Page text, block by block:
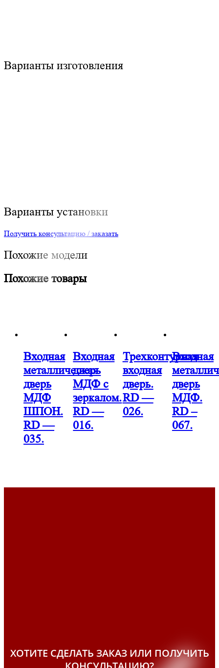
Варианты изготовления
Варианты установки
Получить консультацию / заказать
Похожие модели
Похожие товары
Входная
металлическая
дверь
МДФ
ШПОН.
RD —
035.
Входная
дверь
МДФ с
зеркалом.
RD —
016.
Трехконтурная
входная
дверь.
RD —
026.
Входная
дверь
МДФ.
RD –
067.
ХОТИТЕ СДЕЛАТЬ ЗАКАЗ ИЛИ ПОЛУЧИТЬ